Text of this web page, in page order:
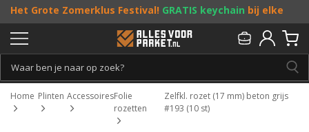
Het Grote Zomerklus Festival! GRATIS keychain bij elke
bestelling vanaf €25, entoffe acties! Doe je mee?
Persoonlijk & gratis advies:013 - 207 00 01
Home Plinten AccessoiresFolie
rozetten
Zelfkl. rozet (17 mm) beton grijs
#193 (10 st)